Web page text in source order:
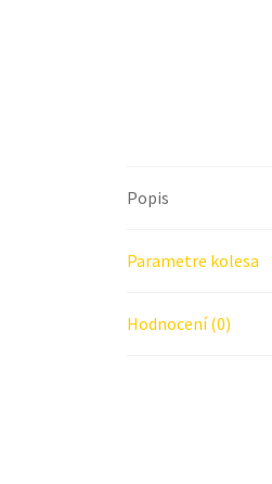
Popis
Parametre kolesa
Hodnocení (0)